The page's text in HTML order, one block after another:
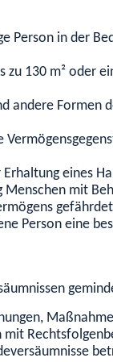
Person in der
130 m² oder
andere
eines
mit
Person eine